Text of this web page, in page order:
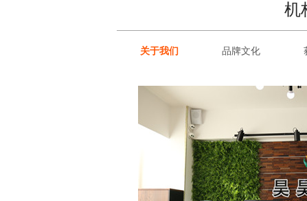
机
关于我们 品牌文化